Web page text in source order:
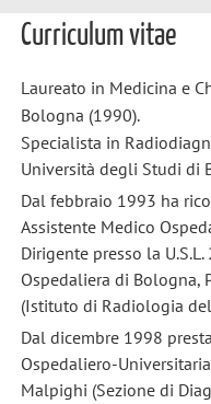
Curriculum vitae
Laureato in Medicina e
Bologna (1990).
Specialista in
Università degli Studi di
Dal febbraio 1993 ha
Assistente Medico
Dirigente presso la
Ospedaliera di Bologna,
(Istituto di Radiologia
Dal dicembre 1998
Ospedaliero-
Malpighi (Sezione di